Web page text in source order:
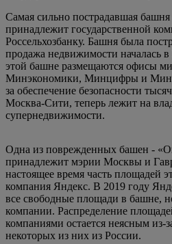
Самая сильно пострадавшая башня
принадлежит государственной
Россельхозбанку. Башня была
продажа недвижимости началась
этой башне размещаются офисы
Минэкономики, Минцифры и
за обеспечение безопасности
Москва-Сити, теперь лежит на
супернедвижимости.
Одна из поврежденных башен -
принадлежит мэрии Москвы и
настоящее время часть площадей
компания Яндекс. В 2019 году
все свободные площади в башне,
компании. Распределение
компаниями остается неясным из-
некоторых из них из России.